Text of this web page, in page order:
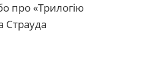
про «Трилогію
Страуда